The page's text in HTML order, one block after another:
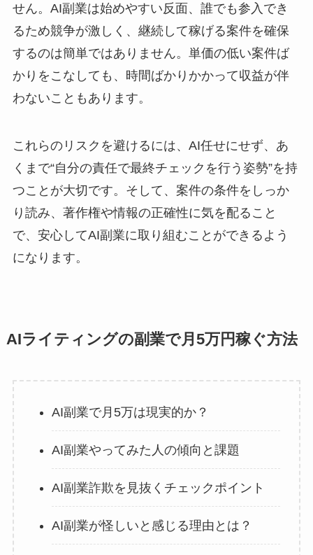
せん。AI副業は始めやすい反面、誰でも参入でき
るため競争が激しく、継続して稼げる案件を確保
するのは簡単ではありません。単価の低い案件ば
かりをこなしても、時間ばかりかかって収益が伴
わないこともあります。
これらのリスクを避けるには、AI任せにせず、あ
くまで“自分の責任で最終チェックを行う姿勢”を持
つことが大切です。そして、案件の条件をしっか
り読み、著作権や情報の正確性に気を配ること
で、安心してAI副業に取り組むことができるよう
になります。
AIライティングの副業で月5万円稼ぐ方法
AI副業で月5万は現実的か？
AI副業やってみた人の傾向と課題
AI副業詐欺を見抜くチェックポイント
AI副業が怪しいと感じる理由とは？